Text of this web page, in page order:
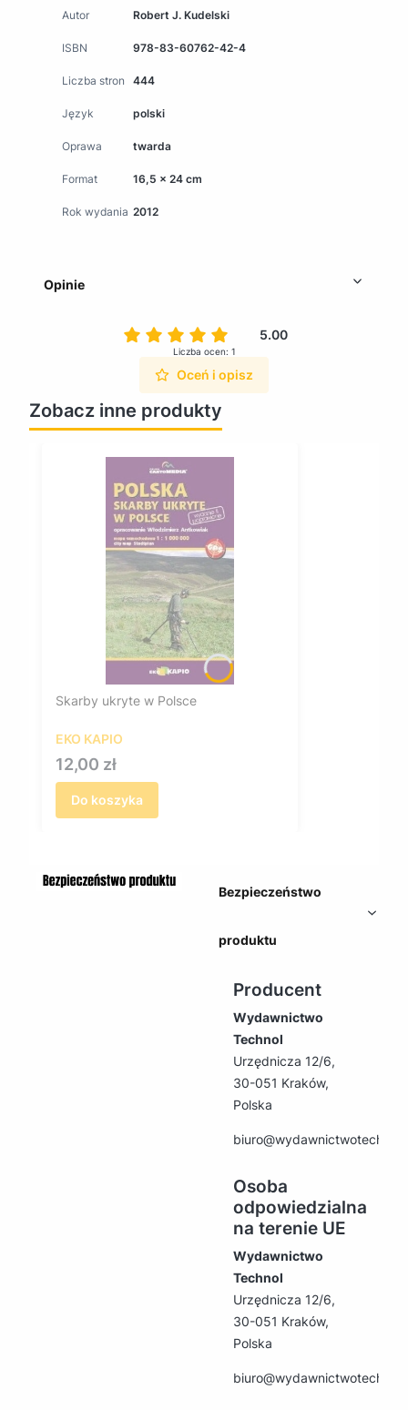
Autor Robert J. Kudelski
ISBN 978-83-60762-42-4
Liczba stron 444
Język polski
Oprawa twarda
Format 16,5 x 24 cm
Rok wydania 2012
Opinie
5.00
Liczba ocen: 1
Oceń i opisz
Zobacz inne produkty
Skarby ukryte w Polsce
EKO KAPIO
Cena
12,00 zł
Do koszyka
Bezpieczeństwo
produktu
Producent
Wydawnictwo
Technol
Urzędnicza 12/6,
30-051 Kraków,
Polska
Osoba
odpowiedzialna
na terenie UE
Wydawnictwo
Technol
Urzędnicza 12/6,
30-051 Kraków,
Polska